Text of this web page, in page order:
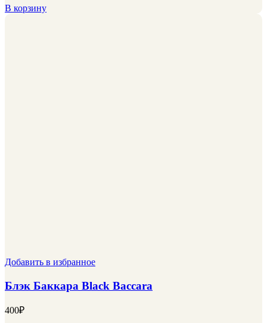
В корзину
Добавить в избранное
Блэк Баккара Black Baccara
400₽